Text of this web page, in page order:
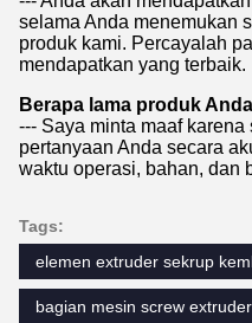
selama Anda menemukan
produk kami. Percayalah
mendapatkan yang terbaik.
Berapa lama produk
--- Saya minta maaf
pertanyaan Anda secara
waktu operasi, bahan, dan
Tags:
elemen extruder sekrup
bagian mesin screw